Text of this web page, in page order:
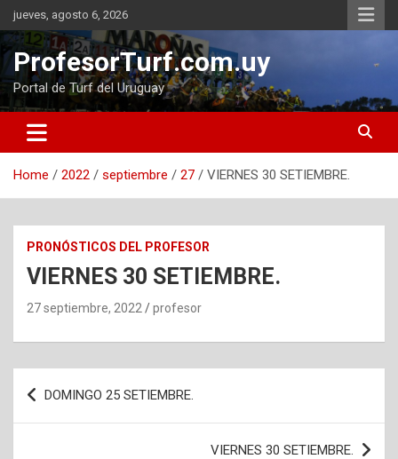
Skip
to
content
jueves, agosto 6, 2026
ProfesorTurf.com.uy
Portal de Turf del Uruguay
Home 2022 septiembre 27 VIERNES 30 SETIEMBRE.
PRONÓSTICOS DEL PROFESOR
VIERNES 30 SETIEMBRE.
27 septiembre, 2022 profesor
Navegación
de
DOMINGO 25 SETIEMBRE.
VIERNES 30 SETIEMBRE.